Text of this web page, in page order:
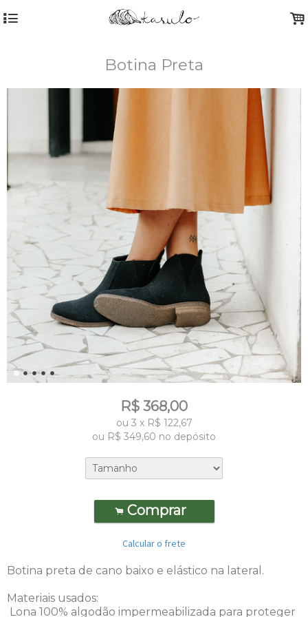
4 .
Botina Preta
R$ 368,00
ou 3 x R$ 122,67
ou R$ 349,60 no depósito
. Comprar
Calcular o frete
Botina preta de cano baixo e elástico na lateral.
Materiais usados:
Lona 100% algodão impermeabilizada para proteger